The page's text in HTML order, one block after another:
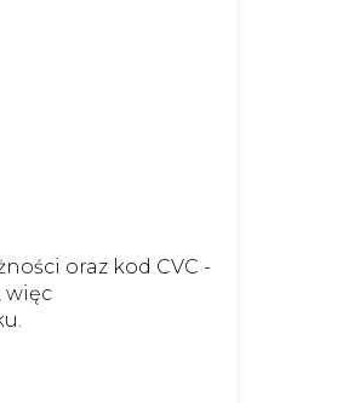
oraz kod CVC -
więc